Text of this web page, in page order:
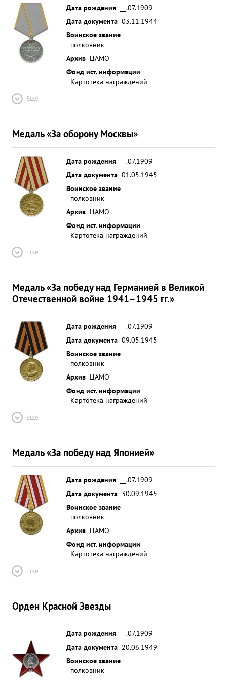
организовал наблюдение за пр-ком., в результате
тщательной подготовке к захвату контрольного
пленного 5.9.43 г., благодаря личного
руководства тов. Аобакумова действующими
подразделениями по захвату контроль ...»
Дата рождения
__.07.1909
Дата документа 03.11.1944
Воинское звание
полковник
Архив ЦАМО
Фонд ист. информации
Картотека награждений
Ещё
Медаль «За оборону Москвы»
Дата рождения
__.07.1909
Дата документа 01.05.1945
Воинское звание
полковник
Архив ЦАМО
Фонд ист. информации
Картотека награждений
Ещё
Медаль «За победу над Германией в Великой
Отечественной войне 1941–1945 гг.»
Дата рождения
__.07.1909
Дата документа 09.05.1945
Воинское звание
полковник
Архив ЦАМО
Фонд ист. информации
Картотека награждений
Ещё
Медаль «За победу над Японией»
Дата рождения
__.07.1909
Дата документа 30.09.1945
Воинское звание
полковник
Архив ЦАМО
Фонд ист. информации
Картотека награждений
Ещё
Орден Красной Звезды
Дата рождения
__.07.1909
Дата документа 20.06.1949
Воинское звание
полковник